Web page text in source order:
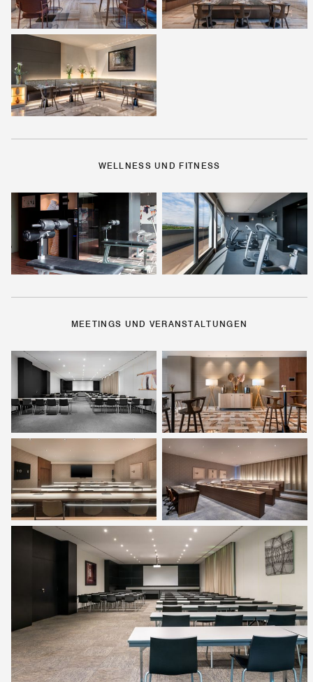
WELLNESS UND FITNESS
MEETINGS UND VERANSTALTUNGEN